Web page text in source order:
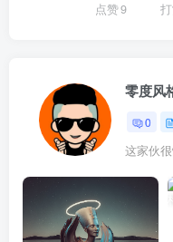
点赞9
零度风
0
这家伙